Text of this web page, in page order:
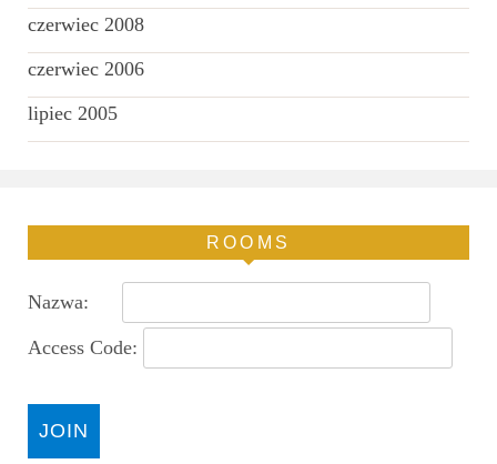
czerwiec 2008
czerwiec 2006
lipiec 2005
ROOMS
Nazwa:
Access Code: